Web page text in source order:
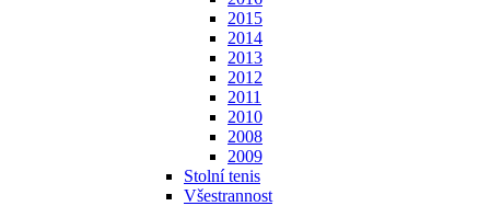
2015
2014
2013
2012
2011
2010
2008
2009
Stolní tenis
Všestrannost